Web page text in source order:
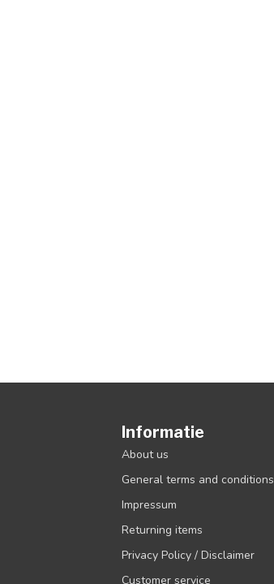
Informatie
About us
General terms and conditions
Impressum
Returning items
Privacy Policy / Disclaimer
Customer service